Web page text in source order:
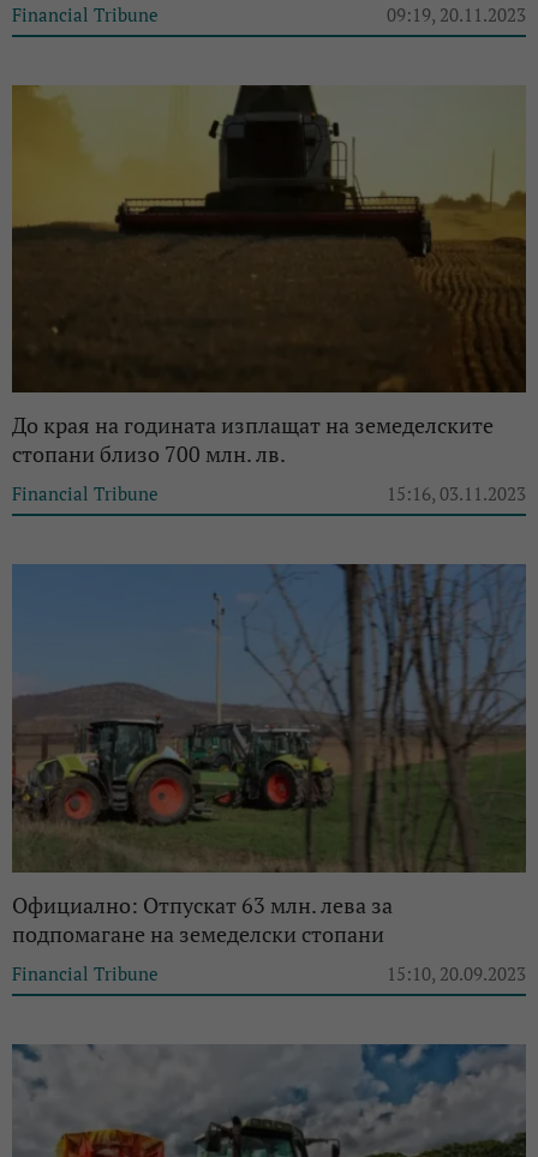
Financial Tribune 09:19, 20.11.2023
До края на годината изплащат на земеделските
стопани близо 700 млн. лв.
Financial Tribune 15:16, 03.11.2023
Официално: Отпускат 63 млн. лева за
подпомагане на земеделски стопани
Financial Tribune 15:10, 20.09.2023